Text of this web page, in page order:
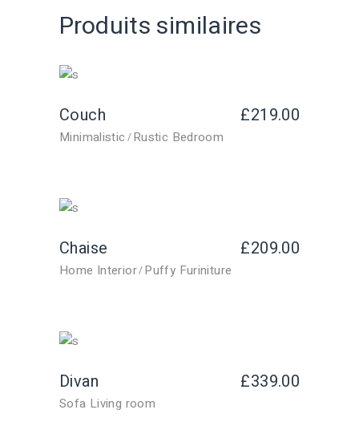
Produits similaires
Couch £219.00
Minimalistic Rustic Bedroom
Chaise £209.00
Home Interior Puffy Furiniture
Divan £339.00
Sofa Living room